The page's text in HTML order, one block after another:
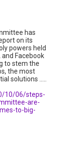
has
on its
powers held
Facebook
to stem the
the most
solutions .....
10/06/steps-
are-
to-big-